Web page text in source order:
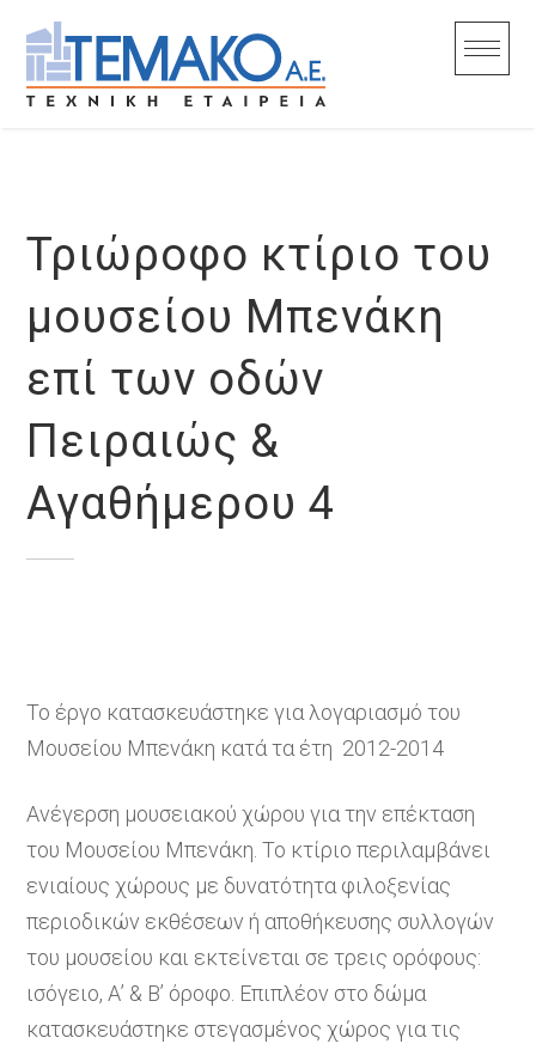
content
Τριώροφο κτίριο του
μουσείου Μπενάκη
επί των οδών
Πειραιώς &
Αγαθήμερου 4
Το έργο κατασκευάστηκε για λογαριασμό του
Μουσείου Μπενάκη κατά τα έτη 2012-2014
Ανέγερση μουσειακού χώρου για την επέκταση
του Μουσείου Μπενάκη. To κτίριο περιλαμβάνει
ενιαίους χώρους με δυνατότητα φιλοξενίας
περιοδικών εκθέσεων ή αποθήκευσης συλλογών
του μουσείου και εκτείνεται σε τρεις ορόφους:
ισόγειο, Α’ & Β’ όροφο. Επιπλέον στο δώμα
κατασκευάστηκε στεγασμένος χώρος για τις